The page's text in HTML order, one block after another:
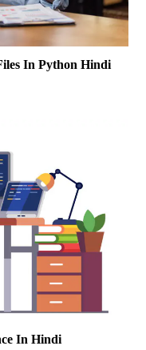
In Python Hindi
In Hindi